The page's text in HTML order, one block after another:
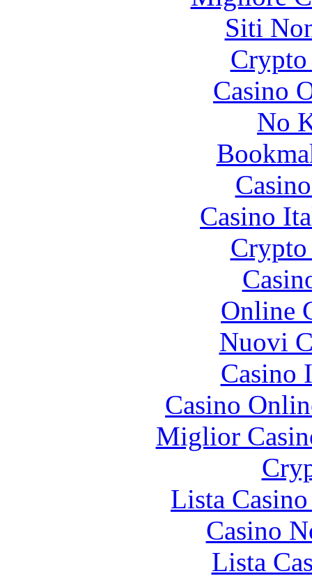
Siti
Casino
No
Casino
Online
Nuovi
Casino
Casino
Miglior
Lista
Casino
Lista